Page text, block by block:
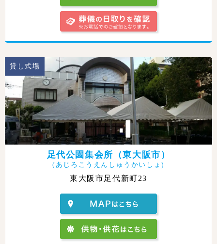
貸し式場
足代公園集会所（東大阪市）
(あじろこうえんしゅうかいしょ)
東大阪市足代新町23